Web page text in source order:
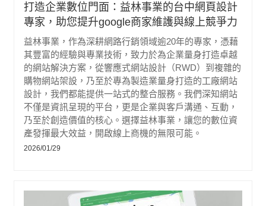
打造企業數位門面：益林事業的台中網頁設計
專家，助您提升google商家維護與線上競爭力
益林事業，作為深耕網路行銷領域逾20年的專家，憑藉
其豐富的經驗與專業技術，致力於為企業量身打造卓越
的網站解決方案，從響應式網站設計（RWD）到複雜的
購物網站架設，乃至於專為製造業量身打造的工廠網站
設計，我們都能提供一站式的整合服務。我們深知網站
不僅是資訊呈現的平台，更是企業與客戶溝通、互動，
乃至於創造價值的核心。選擇益林事業，讓您的數位資
產發揮最大效益，開啟線上商機的無限可能。
2026/01/29